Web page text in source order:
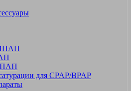
для CPAP/BPAP